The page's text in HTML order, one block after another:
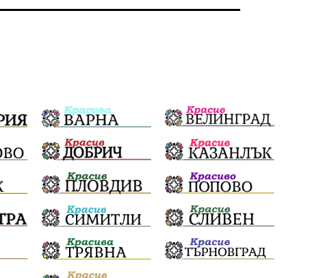
Народно събрание прокуратура
Бюджет2026 Плевенско Концерти
Традиции Избори
Разследване спорт ГДБОП
Финансиране Купуване на гласове
библиотека „Христо Смирненски“